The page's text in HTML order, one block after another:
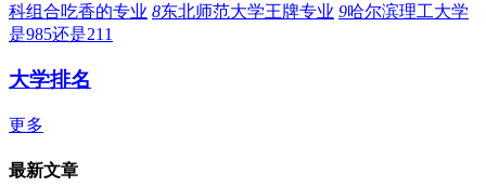
科组合吃香的专业 8东北师范大学王牌专业 9哈尔滨理工大学
是985还是211
大学排名
更多
最新文章